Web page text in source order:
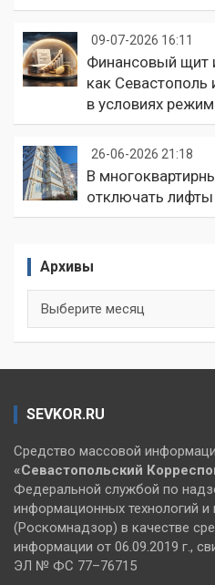
09-07-2026 16:11
Финансовый щит
как
в условиях
26-06-2026 21:18
В
отключать лифты
Архивы
SEVKOR.RU
Средство массовой
«Севастопольский
Федеральной службой по
информационных технологий
(Роскомнадзор) в качестве
информации от 06.09.2019 г.,
ЭЛ № ФС 77–76715